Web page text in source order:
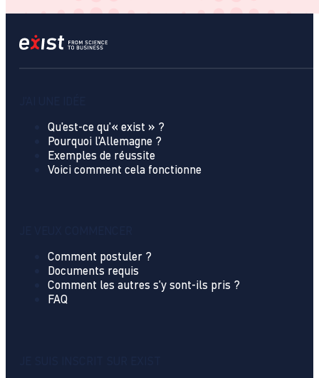
Qu'est-ce qu'« exist » ?
Pourquoi l'Allemagne ?
Exemples de réussite
Voici comment cela fonctionne
Comment postuler ?
Documents requis
Comment les autres s'y sont-ils pris ?
FAQ